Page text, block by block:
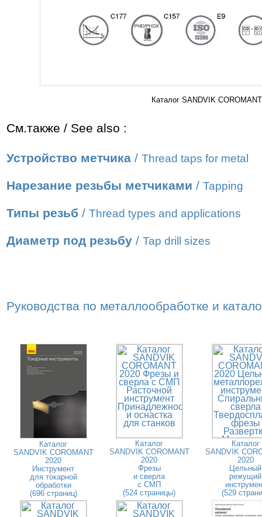
Каталог SANDVIK
См.также / See also :
Устройство метчика / Thread taps for metal
Нарезание резьбы метчиками / Tapping
Типы резьб / Thread types and applications
Диаметр под резьбу / Tap drill sizes
Руководства по металлообработке и
Каталог
SANDVIK COROMANT
2020
Инструмент
для токарной
обработки
(696 страниц)
Каталог
SANDVIK COROMANT
2020
Фрезы
и сверла
с СМП
(524 страницы)
Каталог
SANDVIK
2020
Цельный
режущий
(529